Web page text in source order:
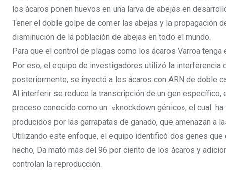
los ácaros ponen huevos en una larva de abejas en
Tener el doble golpe de comer las abejas y la propagación
disminución de la población de abejas en todo el mundo.
Para que el control de plagas como los ácaros Varroa
Por eso, el equipo de investigadores utilizó la interferencia
posteriormente, se inyectó a los ácaros con ARN de doble
Al interferir se reduce la transcripción de un gen específico,
proceso conocido como un «knockdown génico», el cual
producidos por las garrapatas de ganado, que amenazan a
Utilizando este enfoque, el equipo identificó dos genes que
hecho, Da mató más del 96 por ciento de los ácaros y
controlan la reproducción.